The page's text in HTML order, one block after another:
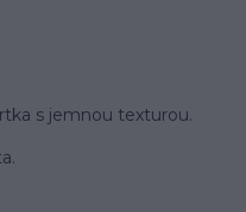
s jemnou texturou.